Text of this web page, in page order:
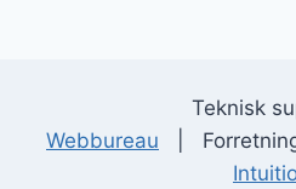
Teknisk
Webbureau |